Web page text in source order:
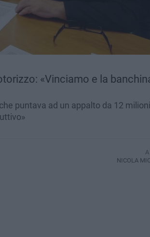
«Vinciamo e la
puntava ad un appalto da 12
NICOLA